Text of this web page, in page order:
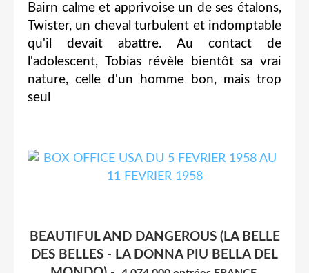
Bairn calme et apprivoise un de ses étalons,
Twister, un cheval turbulent et indomptable
qu'il devait abattre. Au contact de
l'adolescent, Tobias révèle bientôt sa vrai
nature, celle d'un homme bon, mais trop
seul
BEAUTIFUL AND DANGEROUS (LA BELLE
DES BELLES - LA DONNA PIU BELLA DEL